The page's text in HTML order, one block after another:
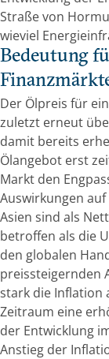
Straße von
wieviel
Bedeutung
Der Ölpreis für
zuletzt erneut
damit bereits
Ölangebot erst
Markt den
Auswirkungen
Asien sind als
betroffen als die
den globalen
preissteigernden
stark die Inflation
Zeitraum eine
der Entwicklung
Anstieg der